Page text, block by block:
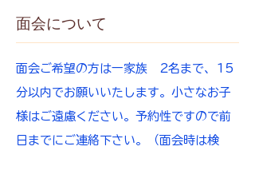
面会について
面会ご希望の方は一家族 2名まで、15
分以内でお願いいたします。小さなお子
様はご遠慮ください。予約性ですので前
日までにご連絡下さい。（面会時は検